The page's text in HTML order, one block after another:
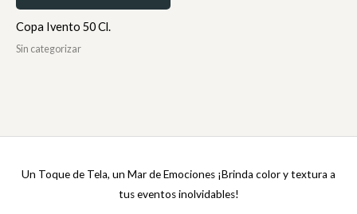
Copa Ivento 50 Cl.
Sin categorizar
Un Toque de Tela, un Mar de Emociones ¡Brinda color y textura a
tus eventos inolvidables!